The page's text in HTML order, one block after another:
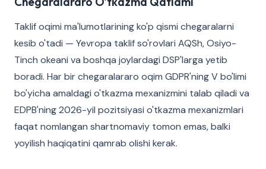
Taklif oqimi ma'lumotlarining ko'p qismi chegaralarni
kesib o'tadi — Yevropa taklif so'rovlari AQSh, Osiyo-
Tinch okeani va boshqa joylardagi DSP'larga yetib
boradi. Har bir chegaralararo oqim GDPR'ning V bo'limi
bo'yicha amaldagi o'tkazma mexanizmini talab qiladi va
EDPB'ning 2026-yil pozitsiyasi o'tkazma mexanizmlari
faqat nomlangan shartnomaviy tomon emas, balki
yoyilish haqiqatini qamrab olishi kerak.